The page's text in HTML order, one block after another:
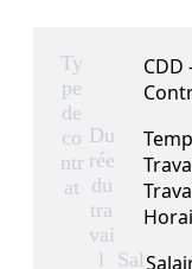
Ty
pe
de
co
ntr
at
CDD
Du
rée
du
tra
vai
l
Sal